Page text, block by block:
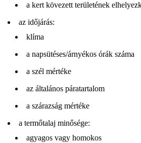
a kert kövezett területének
az időjárás:
klíma
a napsütéses/árnyékos órák száma
a szél mértéke
az általános páratartalom
a szárazság mértéke
a termőtalaj minősége:
agyagos vagy homokos